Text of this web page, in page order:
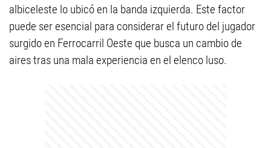
albiceleste lo ubicó en la banda izquierda. Este factor
puede ser esencial para considerar el futuro del jugador
surgido en Ferrocarril Oeste que busca un cambio de
aires tras una mala experiencia en el elenco luso.